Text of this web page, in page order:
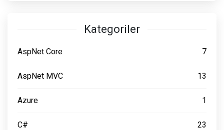
Kategoriler
AspNet Core 7
AspNet MVC 13
Azure 1
C# 23